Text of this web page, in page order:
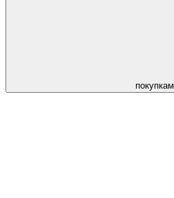
покупкам